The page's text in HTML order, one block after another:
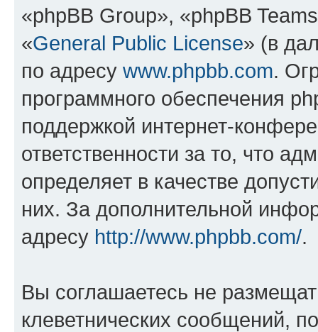
«phpBB Group», «phpBB
«General Public License» (в
по адресу www.phpbb.com.
программного обеспечения
поддержкой интернет-
ответственности за то, что
определяет в качестве
них. За дополнительной
адресу http://www.phpbb.com/.
Вы соглашаетесь не
клеветнических сообщений,